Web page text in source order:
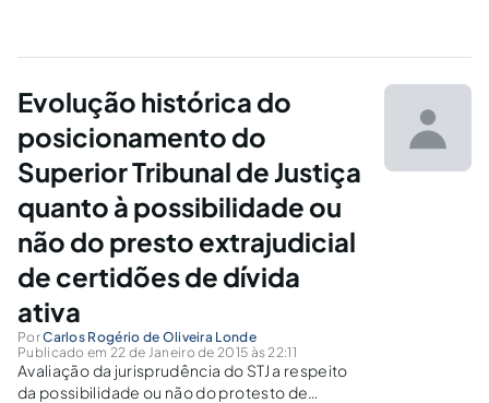
Evolução histórica do
posicionamento do
Superior Tribunal de Justiça
quanto à possibilidade ou
não do presto extrajudicial
de certidões de dívida
ativa
PorCarlos Rogério de Oliveira Londe
Publicado em 22 de Janeiro de 2015 às 22:11
Avaliação da jurisprudência do STJ a respeito
da possibilidade ou não do protesto de